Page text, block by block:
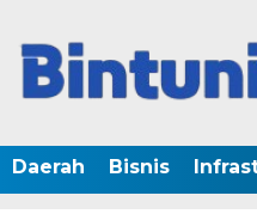
Daerah Bisnis